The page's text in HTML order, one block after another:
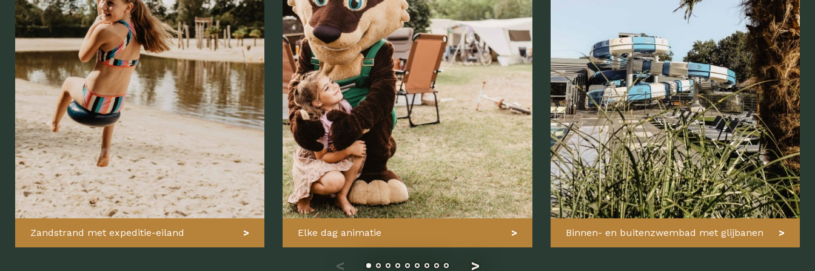
Zandstrand met expeditie-eiland Elke dag animatie Binnen- en buitenzwembad met glijbanen